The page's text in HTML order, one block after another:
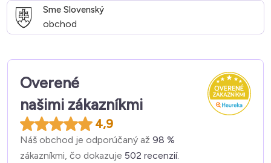
Sme Slovenský
obchod
Overené
našimi zákazníkmi
4,9
Náš obchod je odporúčaný až 98 %
zákazníkmi, čo dokazuje 502 recenzií.